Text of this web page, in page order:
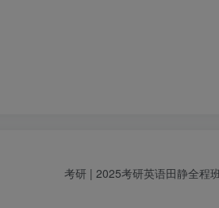
考研 | 2025考研英语田静全程